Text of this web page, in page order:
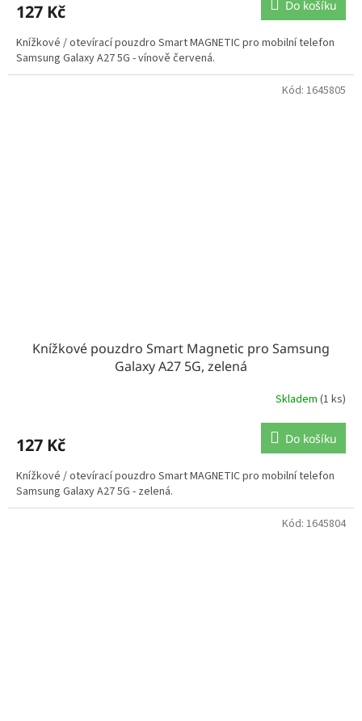
127 Kč Do košíku
Knížkové / otevírací pouzdro Smart MAGNETIC pro mobilní telefon
Samsung Galaxy A27 5G - vínově červená.
Knížkové pouzdro Smart Magnetic pro Samsung
Galaxy A27 5G, zelená
Skladem (1 ks)
127 Kč Do košíku
Knížkové / otevírací pouzdro Smart MAGNETIC pro mobilní telefon
Samsung Galaxy A27 5G - zelená.
Kód: 1645805
Kód: 1645804